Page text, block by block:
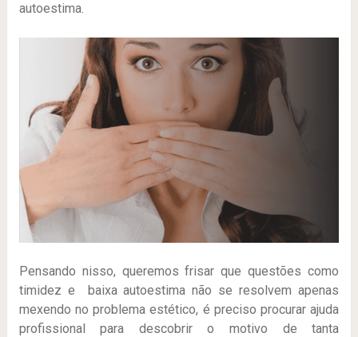
autoestima.
Pensando nisso, queremos frisar que questões como
timidez e baixa autoestima não se resolvem apenas
mexendo no problema estético, é preciso procurar ajuda
profissional para descobrir o motivo de tanta